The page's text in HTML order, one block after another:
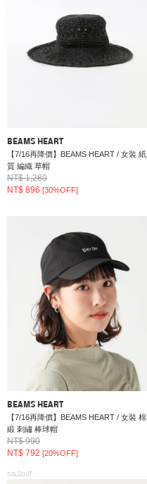
BEAMS HEART
【7/16再降價】BEAMS HEART / 女裝 紙
質 編織 草帽
NT$ 1,280
NT$ 896 [30%OFF]
BEAMS HEART
【7/16再降價】BEAMS HEART / 女裝 棉
緞 刺繡 棒球帽
NT$ 990
NT$ 792 [20%OFF]
SOLDOUT